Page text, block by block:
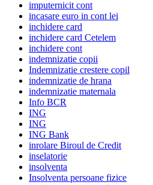
imputernicit cont
incasare euro in cont lei
inchidere card
inchidere card Cetelem
inchidere cont
indemnizatie copii
Indemnizatie crestere copil
indemnizatie de hrana
indemnizatie maternala
Info BCR
ING
ING
ING Bank
inrolare Biroul de Credit
inselatorie
insolventa
Insolventa persoane fizice